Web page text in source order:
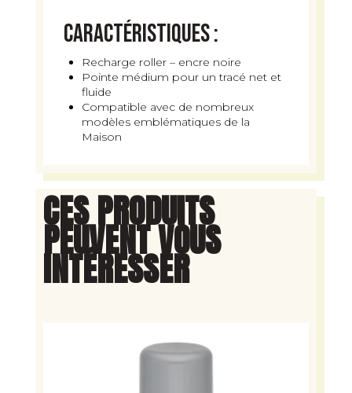
Caractéristiques :
Recharge roller – encre noire
Pointe médium pour un tracé net et
fluide
Compatible avec de nombreux
modèles emblématiques de la
Maison
CES PRODUITS
PEUVENT VOUS
INTÉRESSER